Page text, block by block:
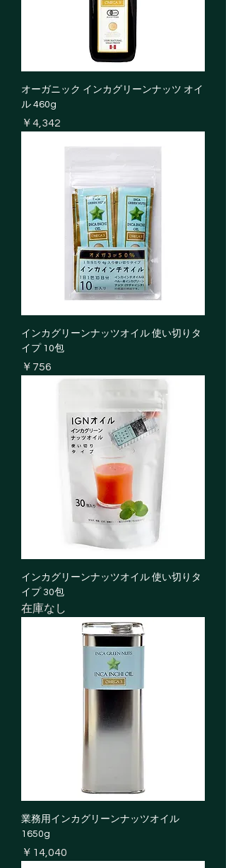
オーガニック インカグリーンナッツ オイ
ル 460g
価格
￥4,342
インカグリーンナッツオイル 使い切りタ
イプ 10包
価格
￥756
インカグリーンナッツオイル 使い切りタ
イプ 30包
在庫なし
業務用インカグリーンナッツオイル
1650g
価格
￥14,040